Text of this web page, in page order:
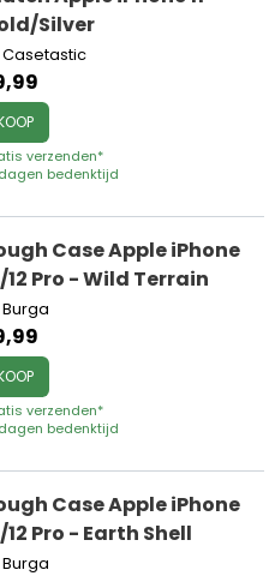
Silver
Casetastic
verzenden*
bedenktijd
Case Apple iPhone
12 Pro - Wild Terrain
Burga
verzenden*
bedenktijd
Case Apple iPhone
12 Pro - Earth Shell
Burga